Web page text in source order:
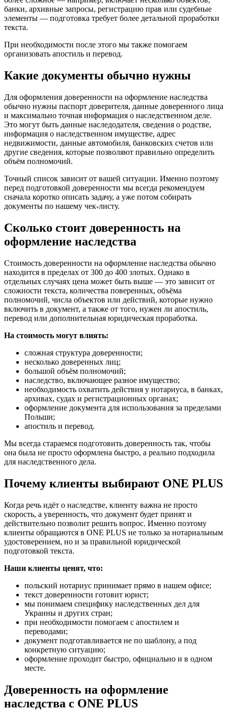
банки, архивные запросы, регистрацию прав или судебные
элементы — подготовка требует более детальной проработки
текста.
При необходимости после этого мы также помогаем
организовать апостиль и перевод.
Какие документы обычно нужны
Для оформления доверенности на оформление наследства
обычно нужны паспорт доверителя, данные доверенного лица
и максимально точная информация о наследственном деле.
Это могут быть данные наследодателя, сведения о родстве,
информация о наследственном имуществе, адрес
недвижимости, данные автомобиля, банковских счетов или
другие сведения, которые позволяют правильно определить
объём полномочий.
Точный список зависит от вашей ситуации. Именно поэтому
перед подготовкой доверенности мы всегда рекомендуем
сначала коротко описать задачу, а уже потом собирать
документы по нашему чек-листу.
Сколько стоит доверенность на
оформление наследства
Стоимость доверенности на оформление наследства обычно
находится в пределах от 300 до 400 злотых. Однако в
отдельных случаях цена может быть выше — это зависит от
сложности текста, количества поверенных, объёма
полномочий, числа объектов или действий, которые нужно
включить в документ, а также от того, нужен ли апостиль,
перевод или дополнительная юридическая проработка.
На стоимость могут влиять:
сложная структура доверенности;
несколько доверенных лиц;
большой объём полномочий;
наследство, включающее разное имущество;
необходимость охватить действия у нотариуса, в банках,
архивах, судах и регистрационных органах;
оформление документа для использования за пределами
Польши;
апостиль и перевод.
Мы всегда стараемся подготовить доверенность так, чтобы
она была не просто оформлена быстро, а реально подходила
для наследственного дела.
Почему клиенты выбирают ONE PLUS
Когда речь идёт о наследстве, клиенту важна не просто
скорость, а уверенность, что документ будет принят и
действительно позволит решить вопрос. Именно поэтому
клиенты обращаются в ONE PLUS не только за нотариальным
удостоверением, но и за правильной юридической
подготовкой текста.
Наши клиенты ценят, что:
польский нотариус принимает прямо в нашем офисе;
текст доверенности готовит юрист;
мы понимаем специфику наследственных дел для
Украины и других стран;
при необходимости помогаем с апостилем и
переводами;
документ подготавливается не по шаблону, а под
конкретную ситуацию;
оформление проходит быстро, официально и в одном
месте.
Доверенность на оформление
наследства с ONE PLUS